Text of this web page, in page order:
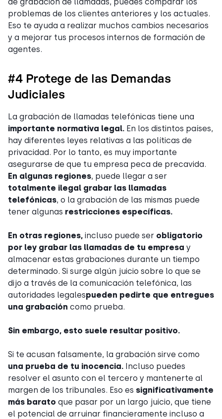
problemas de los clientes anteriores y los actuales.
Eso te ayuda a realizar muchos cambios necesarios
y a mejorar tus procesos internos de formación de
agentes.
#4 Protege de las Demandas
Judiciales
La grabación de llamadas telefónicas tiene una
importante normativa legal. En los distintos países,
hay diferentes leyes relativas a las políticas de
privacidad. Por lo tanto, es muy importante
asegurarse de que tu empresa peca de precavida.
En algunas regiones, puede llegar a ser
totalmente ilegal grabar las llamadas
telefónicas, o la grabación de las mismas puede
tener algunas restricciones específicas.
En otras regiones, incluso puede ser obligatorio
por ley grabar las llamadas de tu empresa y
almacenar estas grabaciones durante un tiempo
determinado. Si surge algún juicio sobre lo que se
dijo a través de la comunicación telefónica, las
autoridades legalespueden pedirte que entregues
una grabación como prueba.
Sin embargo, esto suele resultar positivo.
Si te acusan falsamente, la grabación sirve como
una prueba de tu inocencia. Incluso puedes
resolver el asunto con el tercero y mantenerte al
margen de los tribunales. Eso es significativamente
más barato que pasar por un largo juicio, que tiene
el potencial de arruinar financieramente incluso a